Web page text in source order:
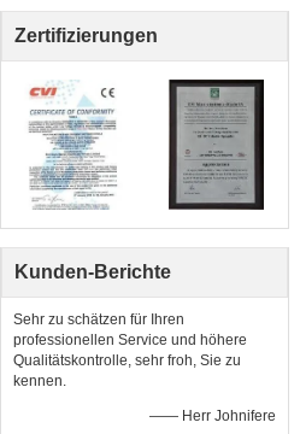
Zertifizierungen
Kunden-Berichte
Sehr zu schätzen für Ihren
professionellen Service und höhere
Qualitätskontrolle, sehr froh, Sie zu
kennen.
—— Herr Johnifere